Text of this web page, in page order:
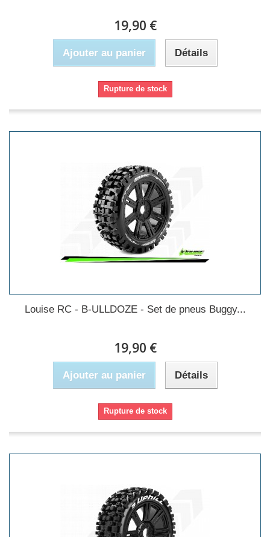
19,90 €
Ajouter au panier Détails
Rupture de stock
Louise RC - B-ULLDOZE - Set de pneus Buggy...
19,90 €
Ajouter au panier Détails
Rupture de stock